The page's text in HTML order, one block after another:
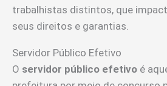
trabalhistas distintos, que
seus direitos e garantias.
Servidor Público Efetivo
O servidor público efetivo é